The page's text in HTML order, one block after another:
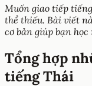
Muốn giao tiếp
thể thiếu. Bài viết
cơ bản giúp bạn
Tổng hợp
tiếng Thái